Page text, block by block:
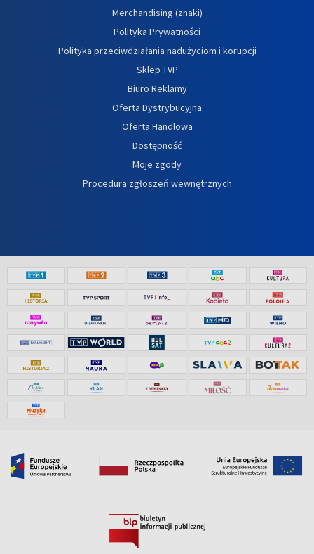
Merchandising (znaki)
Polityka Prywatności
Polityka przeciwdziałania nadużyciom i korupcji
Sklep TVP
Biuro Reklamy
Oferta Dystrybucyjna
Oferta Handlowa
Dostępność
Moje zgody
Procedura zgłoszeń wewnętrznych